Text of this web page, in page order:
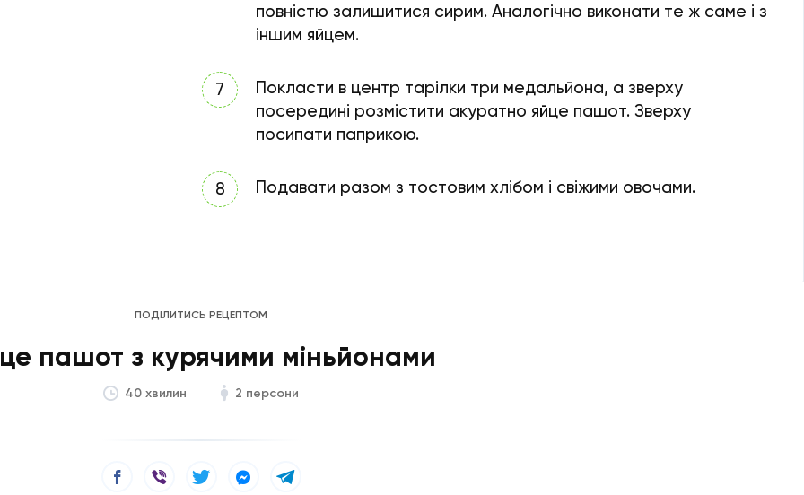
повністю залишитися сирим. Аналогічно виконати те ж саме і з
іншим яйцем.
Покласти в центр тарілки три медальйона, а зверху
посередині розмістити акуратно яйце пашот. Зверху
посипати паприкою.
Подавати разом з тостовим хлібом і свіжими овочами.
ПОДІЛИТИСЬ РЕЦЕПТОМ
пашот з курячими міньйонами
40 хвилин 2 персони